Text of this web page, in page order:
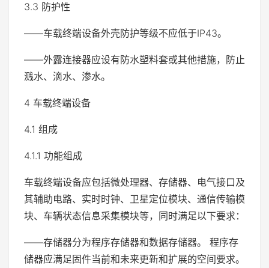
3.3 防护性
——车载终端设备外壳防护等级不应低于IP43。
——外露连接器应设有防水塑料套或其他措施，防止
溅水、滴水、渗水。
4 车载终端设备
4.1 组成
4.1.1 功能组成
车载终端设备应包括微处理器、存储器、电气接口及
其辅助电路、实时时钟、卫星定位模块、通信传输模
块、车辆状态信息采集模块等，同时满足以下要求：
——存储器分为程序存储器和数据存储器。 程序存
储器应满足固件当前和未来更新和扩展的空间要求。